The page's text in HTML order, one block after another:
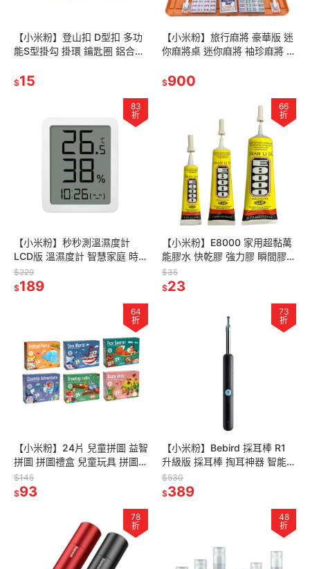
【小米粉】登山扣 D型扣 多功
能S型掛勾 掛環 鑰匙圈 鋁合金
掛扣 D型扣環 S型扣環
$15
【小米粉】旅行麻將 豪華版 迷
你麻將桌 迷你麻將 袖珍麻將 旅
遊 可折疊 附骰子
$900
83
折
【小米粉】秒秒測溫濕度計
LCD版 溫濕度計 智慧家庭 時間
顯示 LCD顯示 電子時鐘 溫度計
濕度計 溫濕度顯示器
$229
$189
66
折
【小米粉】E8000 家用超黏萬
能膠水 快乾膠 強力膠 瞬間膠
萬用膠 防水膠 E8000
ZHANLIDA 鞋子黏著劑
$35
$23
64
折
【小米粉】24片 兒童拼圖 益智
拼圖 拼圖禮盒 兒童玩具 拼圖教
具 幼兒拼圖 益智玩具 教具 聖
誕禮物 兒童禮物
$145
$93
73
折
【小米粉】Bebird 採耳棒 R1
升級版 採耳棒 掏耳神器 智能可
視耳勺採耳棒 高清鏡頭式掏耳
組 內視鏡掏耳組
$530
$389
78
折
48
折